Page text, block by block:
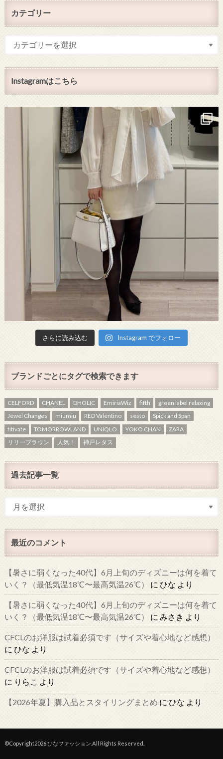
カテゴリー
Instagramはこちら
さらに読み込む Instagram でフォロー
ブランドごとにタグで検索できます
CELFORD CHANEL DHOLIC EmiriaWiz fifth
green label relaxing
Jewel Changes
miumiu RED Valentino sesto
Spick and Span
titivate
TOMORROWLAND UNIQLO YOKO CHAN
ZARA
リリーブラウン
人気！ 神戸レタス
過去記事一覧
最近のコメント
【暑さに弱くなった40代】6月上旬のディズニーは何を着て
いく？（最低気温18℃〜最高気温26℃）
に ひな より
【暑さに弱くなった40代】6月上旬のディズニーは何を着て
いく？（最低気温18℃〜最高気温26℃）
に みさき より
CFCLのお洋服は試着必須です（サイズや着心地など感想）
に ひな より
CFCLのお洋服は試着必須です（サイズや着心地など感想）
に りらこ より
【2026年夏】購入品とスタイリングまとめ に ひな より
©Copyright2026ひなファッション .All Rights Reserved.